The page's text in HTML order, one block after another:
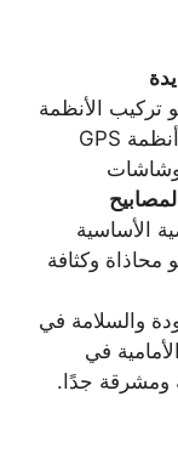
تركيب الأنظمة
الكهربائية الداخلية. وهذا يشمل أنظمة GPS
وشاشات
الأساسية
محاذاة وكثافة
والسلامة في
في
ومشرقة جدًا.